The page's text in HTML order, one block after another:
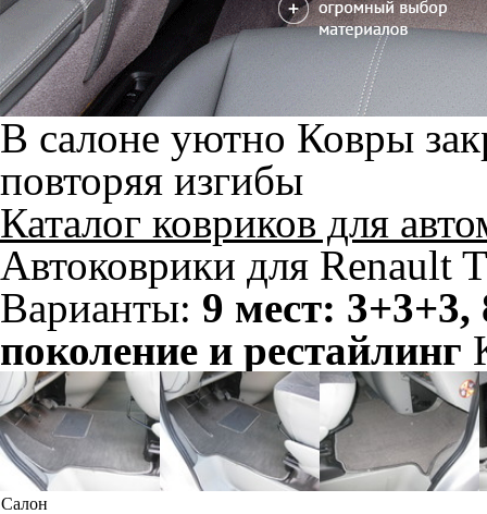
В салоне уютно Ковры
повторяя изгибы
Каталог ковриков для
Автоковрики для Renault
Варианты: 9 мест: 3+3+3,
поколение и рестайлинг
Салон